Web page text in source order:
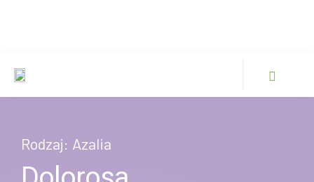
Rodzaj: Azalia